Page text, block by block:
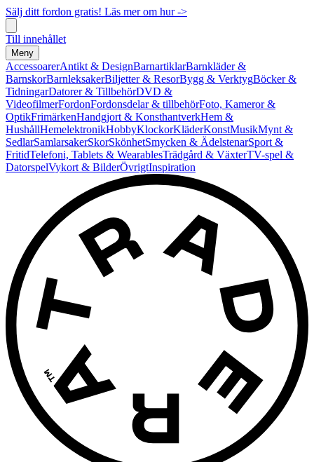
Sälj ditt fordon gratis! Läs mer om hur ->
Till innehållet
Meny
AccessoarerAntikt & DesignBarnartiklarBarnkläder &
BarnskorBarnleksakerBiljetter & ResorBygg & VerktygBöcker &
TidningarDatorer & TillbehörDVD &
VideofilmerFordonFordonsdelar & tillbehörFoto, Kameror &
OptikFrimärkenHandgjort & KonsthantverkHem &
HushållHemelektronikHobbyKlockorKläderKonstMusikMynt &
SedlarSamlarsakerSkorSkönhetSmycken & ÄdelstenarSport &
FritidTelefoni, Tablets & WearablesTrädgård & VäxterTV-spel &
DatorspelVykort & BilderÖvrigtInspiration